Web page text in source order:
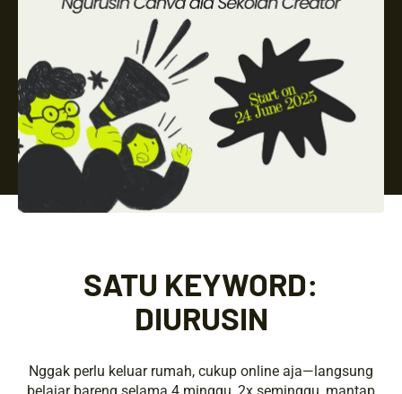
SATU KEYWORD:
DIURUSIN
Nggak perlu keluar rumah, cukup online aja—langsung